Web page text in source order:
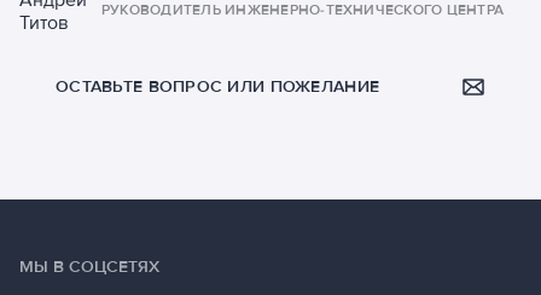
РУКОВОДИТЕЛЬ ИНЖЕНЕРНО-ТЕХНИЧЕСКОГО ЦЕНТРА
ОСТАВЬТЕ ВОПРОС ИЛИ ПОЖЕЛАНИЕ
МЫ В СОЦСЕТЯХ